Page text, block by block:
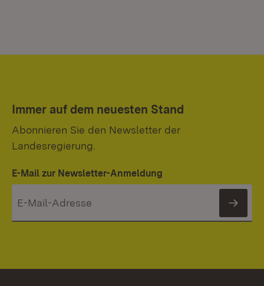
Immer auf dem neuesten Stand
Abonnieren Sie den Newsletter der
Landesregierung.
E-Mail zur Newsletter-Anmeldung